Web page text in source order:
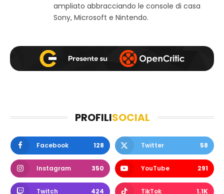
ampliato abbracciando le console di casa
Sony, Microsoft e Nintendo.
PROFILISOCIAL
Facebook 128 Twitter 58
Instagram 350 YouTube 291
Twitch 424 TikTok 1.1K